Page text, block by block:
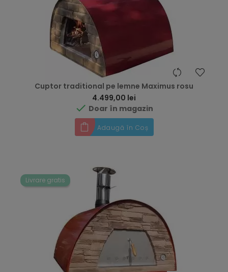
Cuptor traditional pe lemne Maximus rosu
4.499,00 lei
 Doar în magazin
Adaugă în Coș
Livrare gratis